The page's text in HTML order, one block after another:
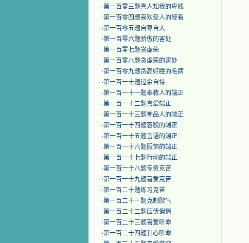
·第一百零三题喜人知我的卑贱
·第一百零四题喜欢受人的轻看
·第一百零五题自尊自大
·第一百零六题骄傲的害处
·第一百零七题贪虚荣
·第一百零八题贪虚荣的害处
·第一百零九题贪高好胜的毛病
·第一百一十题过余自恃
·第一百一十一题奉教人的端正
·第一百一十二题喜爱端正
·第一百一十三题神品人的端正
·第一百一十四题容貌的端正
·第一百一十五题言语的端正
·第一百一十六题服饰的端正
·第一百一十七题行动的端正
·第一百一十八题专务克苦
·第一百一十九题喜爱克苦
·第一百二十题练习克苦
·第一百二十一题克制脾气
·第一百二十二题压伏偏情
·第一百二十三题喜爱听命
·第一百二十四题甘心听命